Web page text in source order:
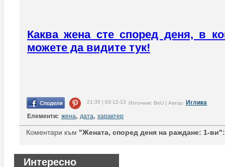
Каква жена сте според деня, в
можете да видите тук!
21:35 | 03-12-13 Източник: BeU | Автор: Иглика
Елементи: жена, дата, характер
Коментари към "Жената, според деня на раждане: 1-ви":
Интересно